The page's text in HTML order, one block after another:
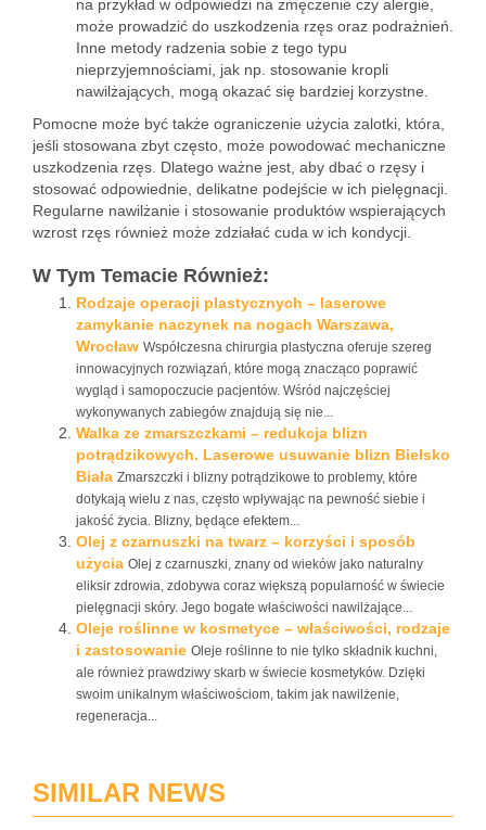
na przykład w odpowiedzi na zmęczenie czy alergie,
może prowadzić do uszkodzenia rzęs oraz podrażnień.
Inne metody radzenia sobie z tego typu
nieprzyjemnościami, jak np. stosowanie kropli
nawilżających, mogą okazać się bardziej korzystne.
Pomocne może być także ograniczenie użycia zalotki, która,
jeśli stosowana zbyt często, może powodować mechaniczne
uszkodzenia rzęs. Dlatego ważne jest, aby dbać o rzęsy i
stosować odpowiednie, delikatne podejście w ich pielęgnacji.
Regularne nawilżanie i stosowanie produktów wspierających
wzrost rzęs również może zdziałać cuda w ich kondycji.
W Tym Temacie Również:
Rodzaje operacji plastycznych – laserowe
zamykanie naczynek na nogach Warszawa,
Wrocław Współczesna chirurgia plastyczna oferuje szereg
innowacyjnych rozwiązań, które mogą znacząco poprawić
wygląd i samopoczucie pacjentów. Wśród najczęściej
wykonywanych zabiegów znajdują się nie...
Walka ze zmarszczkami – redukcja blizn
potrądzikowych. Laserowe usuwanie blizn Bielsko
Biała Zmarszczki i blizny potrądzikowe to problemy, które
dotykają wielu z nas, często wpływając na pewność siebie i
jakość życia. Blizny, będące efektem...
Olej z czarnuszki na twarz – korzyści i sposób
użycia Olej z czarnuszki, znany od wieków jako naturalny
eliksir zdrowia, zdobywa coraz większą popularność w świecie
pielęgnacji skóry. Jego bogate właściwości nawilżające...
Oleje roślinne w kosmetyce – właściwości, rodzaje
i zastosowanie Oleje roślinne to nie tylko składnik kuchni,
ale również prawdziwy skarb w świecie kosmetyków. Dzięki
swoim unikalnym właściwościom, takim jak nawilżenie,
regeneracja...
SIMILAR NEWS